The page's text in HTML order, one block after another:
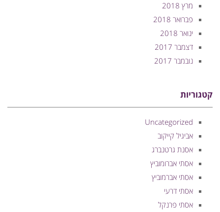
מרץ 2018
פברואר 2018
ינואר 2018
דצמבר 2017
נובמבר 2017
קטגוריות
Uncategorized
אביגיל קייקוב
אסנת גרטנברג
אסתי אברומוביץ
אסתי אברמוביץ
אסתי דרעי
אסתי פרנקל